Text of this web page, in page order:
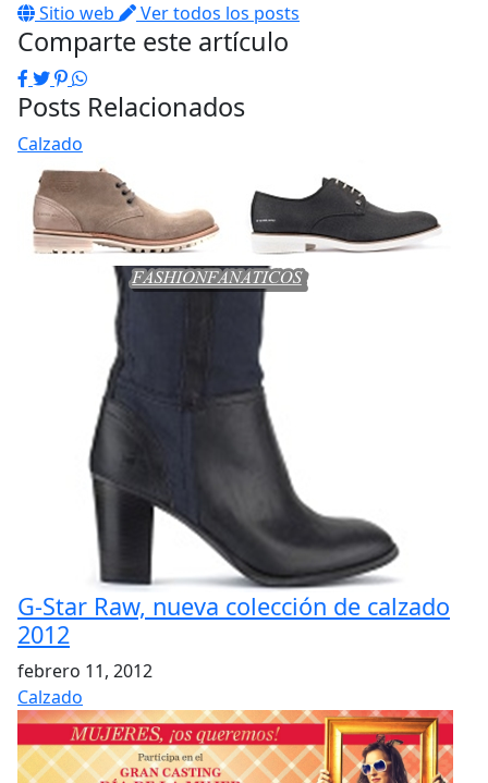
Sitio web
Ver todos los posts
Comparte este artículo
Facebook
Twitter
Pinterest
WhatsApp
Posts Relacionados
Calzado
G-Star Raw, nueva colección de calzado
2012
febrero 11, 2012
Calzado